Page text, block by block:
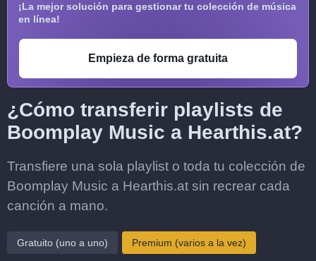
¡La mejor solución para gestionar tu colección de música
en línea!
Empieza de forma gratuita
¿Cómo transferir playlists de
Boomplay Music a Hearthis.at?
Transfiere una sola playlist o toda tu colección de
Boomplay Music a Hearthis.at sin recrear cada
canción a mano.
Gratuito (uno a uno) Premium (varios a la vez)